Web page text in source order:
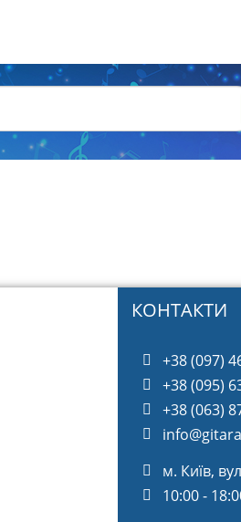
КОНТАКТИ
+38 (097)
+38 (095)
+38 (063)
м. Київ,
10:00 -